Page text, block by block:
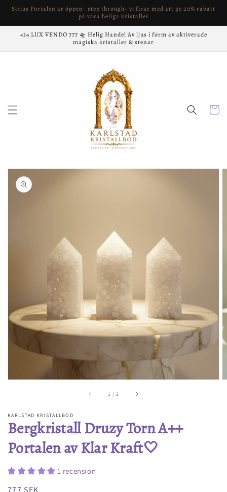
vidare
innehåll
Sirius Portalen är öppen- step through- vi firar med att ge 20% rabatt
på våra heliga kristaller
434 LUX VENDO 777 🛸 Helig Handel Av ljus i form av aktiverade
magiska kristaller & stenar
media
1
gallerivyn
1 /av2
KARLSTAD KRISTALLBOD
Bergkristall Druzy Torn A++
Portalen av Klar Kraft🤍
1 recension
Ordinarie
777 SEK